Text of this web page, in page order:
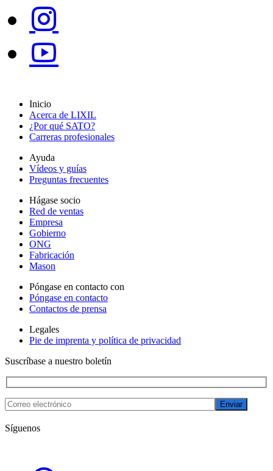
Inicio
Acerca de LIXIL
¿Por qué SATO?
Carreras profesionales
Ayuda
Vídeos y guías
Preguntas frecuentes
Hágase socio
Red de ventas
Empresa
Gobierno
ONG
Fabricación
Mason
Póngase en contacto con
Póngase en contacto
Contactos de prensa
Legales
Pie de imprenta y política de privacidad
Suscríbase a nuestro boletín
Enviar
Síguenos